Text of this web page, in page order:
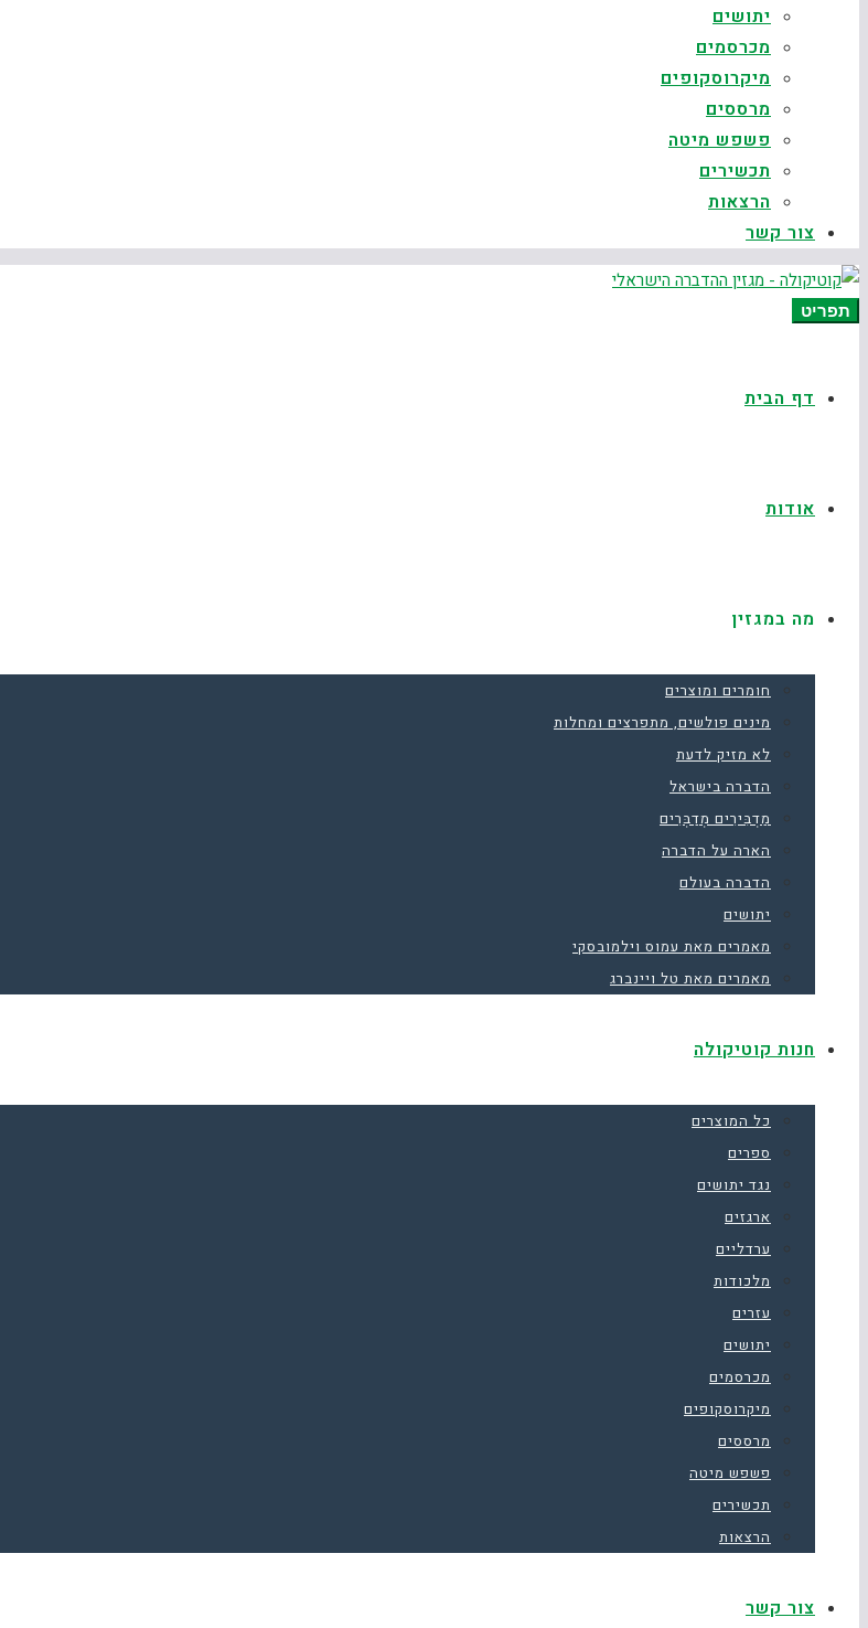
יתושים
מכרסמים
מיקרוסקופים
מרססים
פשפש מיטה
תכשירים
הרצאות
צור קשר
תפריט
דף הבית
אודות
מה במגזין
חומרים ומוצרים
מינים פולשים, מתפרצים ומחלות
לא מזיק לדעת
הדברה בישראל
מַדְבִּירִים מְדַבְּרִים
הארה על הדברה
הדברה בעולם
יתושים
מאמרים מאת עמוס וילמובסקי
מאמרים מאת טל ויינברג
חנות קוטיקולה
כל המוצרים
ספרים
נגד יתושים
ארגזים
ערדליים
מלכודות
עזרים
יתושים
מכרסמים
מיקרוסקופים
מרססים
פשפש מיטה
תכשירים
הרצאות
צור קשר